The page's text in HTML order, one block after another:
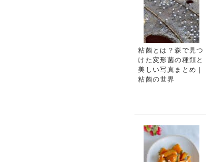
粘菌とは？森で見つ
けた変形菌の種類と
美しい写真まとめ｜
粘菌の世界